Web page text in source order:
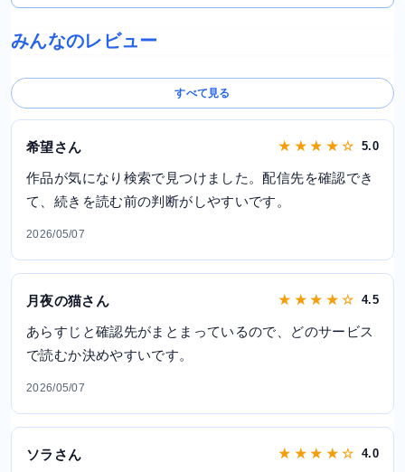
みんなのレビュー
すべて見る
希望さん ★ ★ ★ ★ ☆ 5.0
作品が気になり検索で見つけました。配信先を確認でき
て、続きを読む前の判断がしやすいです。
2026/05/07
月夜の猫さん ★ ★ ★ ★ ☆ 4.5
あらすじと確認先がまとまっているので、どのサービス
で読むか決めやすいです。
2026/05/07
ソラさん ★ ★ ★ ★ ☆ 4.0